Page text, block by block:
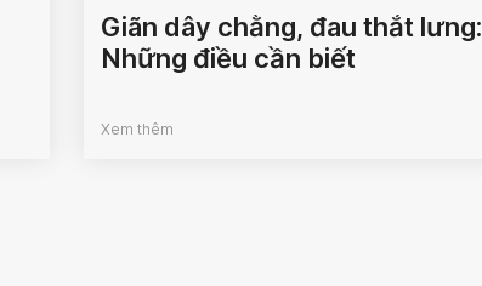
Giãn dây chằng, đau thắt lưng:
Những điều cần biết
Xem thêm